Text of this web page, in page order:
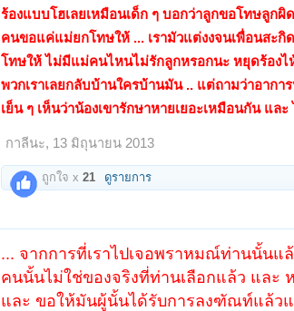
ร้องแบบโฮเลยเหมือนเด็ก ๆ บอกว่าลูกขอโทษลูก
คนขอแค่แม่ยกโทษให้ ... เรามัวแต่งงจนเพื่อนสะกิ
โทษให้ ไม่มีแม่คนไหนไม่รักลูกหรอกนะ หยุดร้องไ
พวกเราเลยกลับบ้านใครบ้านมัน .. แต่ถามว่าอาก
เย็น ๆ เห็นว่าน้องเขารักษาหายเยอะเหมือนกัน แ
กาลีนะ, 13 มิถุนายน 2013
ถูกใจ x 21 ดูรายการ
... จากการที่เราไปเจอพราหมณ์ท่านนั้นแ
คนนั้นไม่ใช่ของจริงที่ท่านเลือกแล้ว และ
และ ขอให้มันผู้นั้นได้รับการลงฑัณท์แล้วแ